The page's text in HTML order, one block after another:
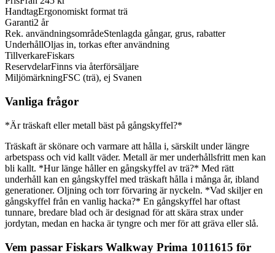
HandtagErgonomiskt format trä
Garanti2 år
Rek. användningsområdeStenlagda gångar, grus, rabatter
UnderhållOljas in, torkas efter användning
TillverkareFiskars
ReservdelarFinns via återförsäljare
MiljömärkningFSC (trä), ej Svanen
Vanliga frågor
*Är träskaft eller metall bäst på gångskyffel?*
Träskaft är skönare och varmare att hålla i, särskilt under längre
arbetspass och vid kallt väder. Metall är mer underhållsfritt men kan
bli kallt. *Hur länge håller en gångskyffel av trä?* Med rätt
underhåll kan en gångskyffel med träskaft hålla i många år, ibland
generationer. Oljning och torr förvaring är nyckeln. *Vad skiljer en
gångskyffel från en vanlig hacka?* En gångskyffel har oftast
tunnare, bredare blad och är designad för att skära strax under
jordytan, medan en hacka är tyngre och mer för att gräva eller slå.
Vem passar Fiskars Walkway Prima 1011615 för